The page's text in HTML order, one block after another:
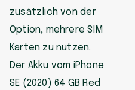
zusätzlich von der
Option, mehrere SIM
Karten zu nutzen.
Der Akku vom iPhone
SE (2020) 64 GB Red